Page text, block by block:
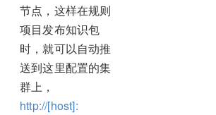
节点，这样在规则
项目发布知识包
时，就可以自动推
送到这里配置的集
群上，
http://[host]: